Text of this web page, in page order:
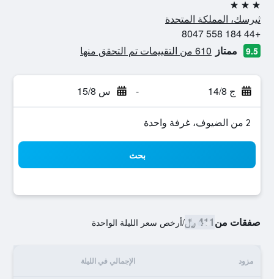
3 نجوم
ثيرسك، المملكة المتحدة
+44 184 558 8047
9.5 ممتاز 610 من التقييمات تم التحقق منها
ج 14/8 - س 15/8
2 من الضيوف، غرفة واحدة
بحث
صفقات من411 ﷼ /أرخص سعر الليلة الواحدة
مزود الإجمالي في الليلة